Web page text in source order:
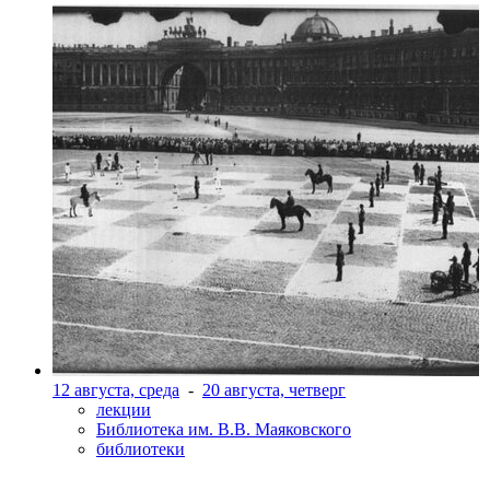
12 августа, среда - 20 августа, четверг
лекции
Библиотека им. В.В. Маяковского
библиотеки